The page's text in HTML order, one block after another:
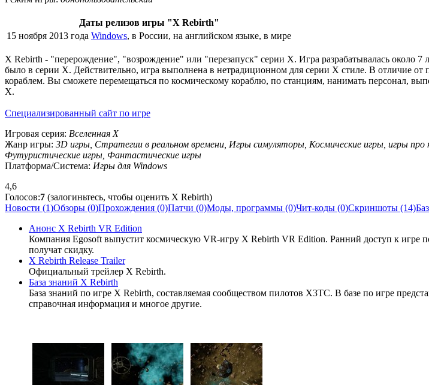
Даты релизов игры "X Rebirth"
15 ноября 2013 года Windows, в России, на английском языке, в мире
X Rebirth - "перерождение", "возрождение" или "перезапуск" серии X. Игра разрабатывалась около 7
было в серии X. Действительно, игра выполнена в нетрадиционном для серии X стиле. В отличие
кораблем. Вы сможете перемещаться по космическому кораблю, по станциям, нанимать персонал,
X.
Специализированный сайт по игре
Игровая серия: Вселенная X
Жанр игры: 3D игры, Стратегии в реальном времени, Игры симуляторы, Космические игры, игры про
Футуристические игры, Фантастические игры
Платформа/Система: Игры для Windows
4,6
Голосов:7 (залогиньтесь, чтобы оценить X Rebirth)
Новости (1)Обзоры (0)Прохождения (0)Патчи (0)Моды, программы (0)Чит-коды (0)Скриншоты (14)
Анонс X Rebirth VR Edition
Компания Egosoft выпустит космическую VR-игру X Rebirth VR Edition. Ранний доступ к игре
получат скидку.
X Rebirth Release Trailer
Официальный трейлер X Rebirth.
База знаний X Rebirth
База знаний по игре X Rebirth, составляемая сообществом пилотов X3TC. В базе по игре
справочная информация и многое другие.